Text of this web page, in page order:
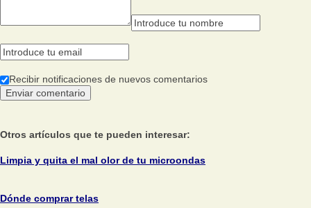
Recibir notificaciones de nuevos comentarios
Otros artículos que te pueden interesar:
Limpia y quita el mal olor de tu microondas
Dónde comprar telas